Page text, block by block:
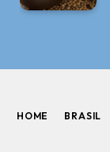
HOME BRASIL